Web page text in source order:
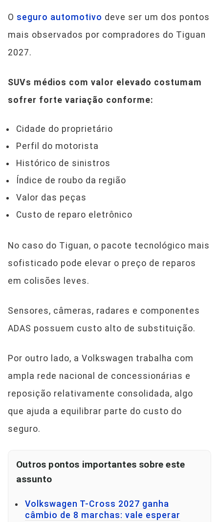
O seguro automotivo deve ser um dos pontos
mais observados por compradores do Tiguan
2027.
SUVs médios com valor elevado costumam
sofrer forte variação conforme:
Cidade do proprietário
Perfil do motorista
Histórico de sinistros
Índice de roubo da região
Valor das peças
Custo de reparo eletrônico
No caso do Tiguan, o pacote tecnológico mais
sofisticado pode elevar o preço de reparos
em colisões leves.
Sensores, câmeras, radares e componentes
ADAS possuem custo alto de substituição.
Por outro lado, a Volkswagen trabalha com
ampla rede nacional de concessionárias e
reposição relativamente consolidada, algo
que ajuda a equilibrar parte do custo do
seguro.
Outros pontos importantes sobre este
assunto
Volkswagen T-Cross 2027 ganha
câmbio de 8 marchas: vale esperar